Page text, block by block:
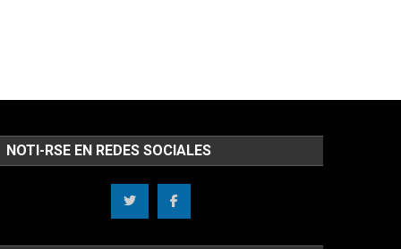
NOTI-RSE EN REDES SOCIALES